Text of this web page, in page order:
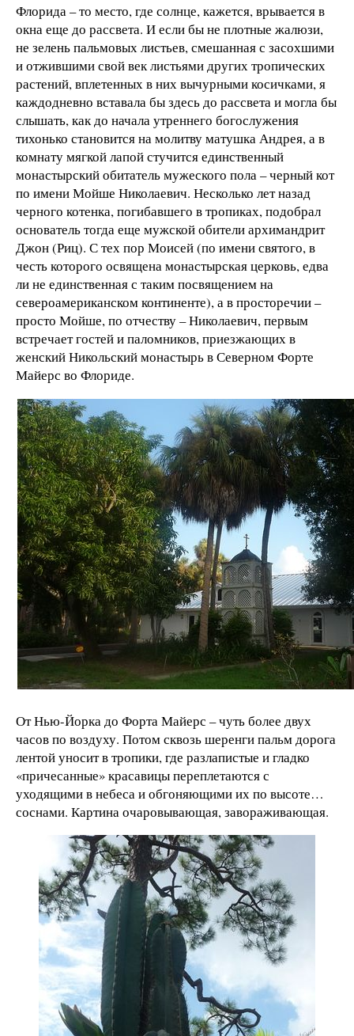
Флорида – то место, где солнце, кажется, врывается в
окна еще до рассвета. И если бы не плотные жалюзи,
не зелень пальмовых листьев, смешанная с засохшими
и отжившими свой век листьями других тропических
растений, вплетенных в них вычурными косичками, я
каждодневно вставала бы здесь до рассвета и могла бы
слышать, как до начала утреннего богослужения
тихонько становится на молитву матушка Андрея, а в
комнату мягкой лапой стучится единственный
монастырский обитатель мужеского пола – черный кот
по имени Мойше Николаевич. Несколько лет назад
черного котенка, погибавшего в тропиках, подобрал
основатель тогда еще мужской обители архимандрит
Джон (Риц). С тех пор Моисей (по имени святого, в
честь которого освящена монастырская церковь, едва
ли не единственная с таким посвящением на
североамериканском континенте), а в просторечии –
просто Мойше, по отчеству – Николаевич, первым
встречает гостей и паломников, приезжающих в
женский Никольский монастырь в Северном Форте
Майерс во Флориде.
От Нью-Йорка до Форта Майерс – чуть более двух
часов по воздуху. Потом сквозь шеренги пальм дорога
лентой уносит в тропики, где разлапистые и гладко
«причесанные» красавицы переплетаются с
уходящими в небеса и обгоняющими их по высоте…
соснами. Картина очаровывающая, завораживающая.